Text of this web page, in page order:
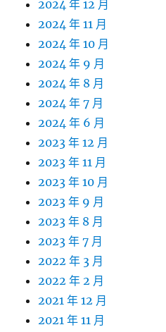
2024 年 12 月
2024 年 11 月
2024 年 10 月
2024 年 9 月
2024 年 8 月
2024 年 7 月
2024 年 6 月
2023 年 12 月
2023 年 11 月
2023 年 10 月
2023 年 9 月
2023 年 8 月
2023 年 7 月
2022 年 3 月
2022 年 2 月
2021 年 12 月
2021 年 11 月